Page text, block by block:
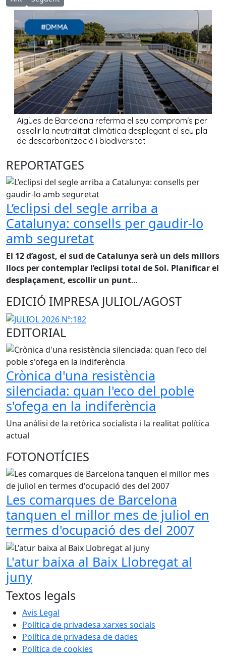
REPORTATGES
L’eclipsi del segle arriba a
Catalunya: consells per gaudir-lo
amb seguretat
El 12 d’agost, el sud de Catalunya serà un dels millors
llocs per contemplar l’eclipsi total de Sol. Planificar el
desplaçament, escollir un punt...
EDICIÓ IMPRESA JULIOL/AGOST
EDITORIAL
Crònica d'una resistència
silenciada: quan l'eco del poble
s'ofega en la indiferència
Una anàlisi de la retòrica socialista i la realitat política
actual
FOTONOTÍCIES
Les comarques de Barcelona
tanquen el millor mes de juliol en
termes d'ocupació des del 2007
L'atur baixa al Baix Llobregat al
juny
Textos legals
Avis Legal
Política de privadesa xarxes socials
Política de privadesa de dades
Política de cookies